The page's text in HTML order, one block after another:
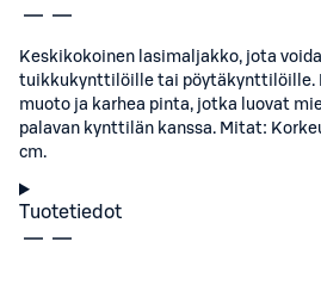
Keskikokoinen lasimaljakko, jota
tuikkukynttilöille tai pöytäkynttilöille.
muoto ja karhea pinta, jotka luovat
palavan kynttilän kanssa. Mitat:
cm.
Tuotetiedot